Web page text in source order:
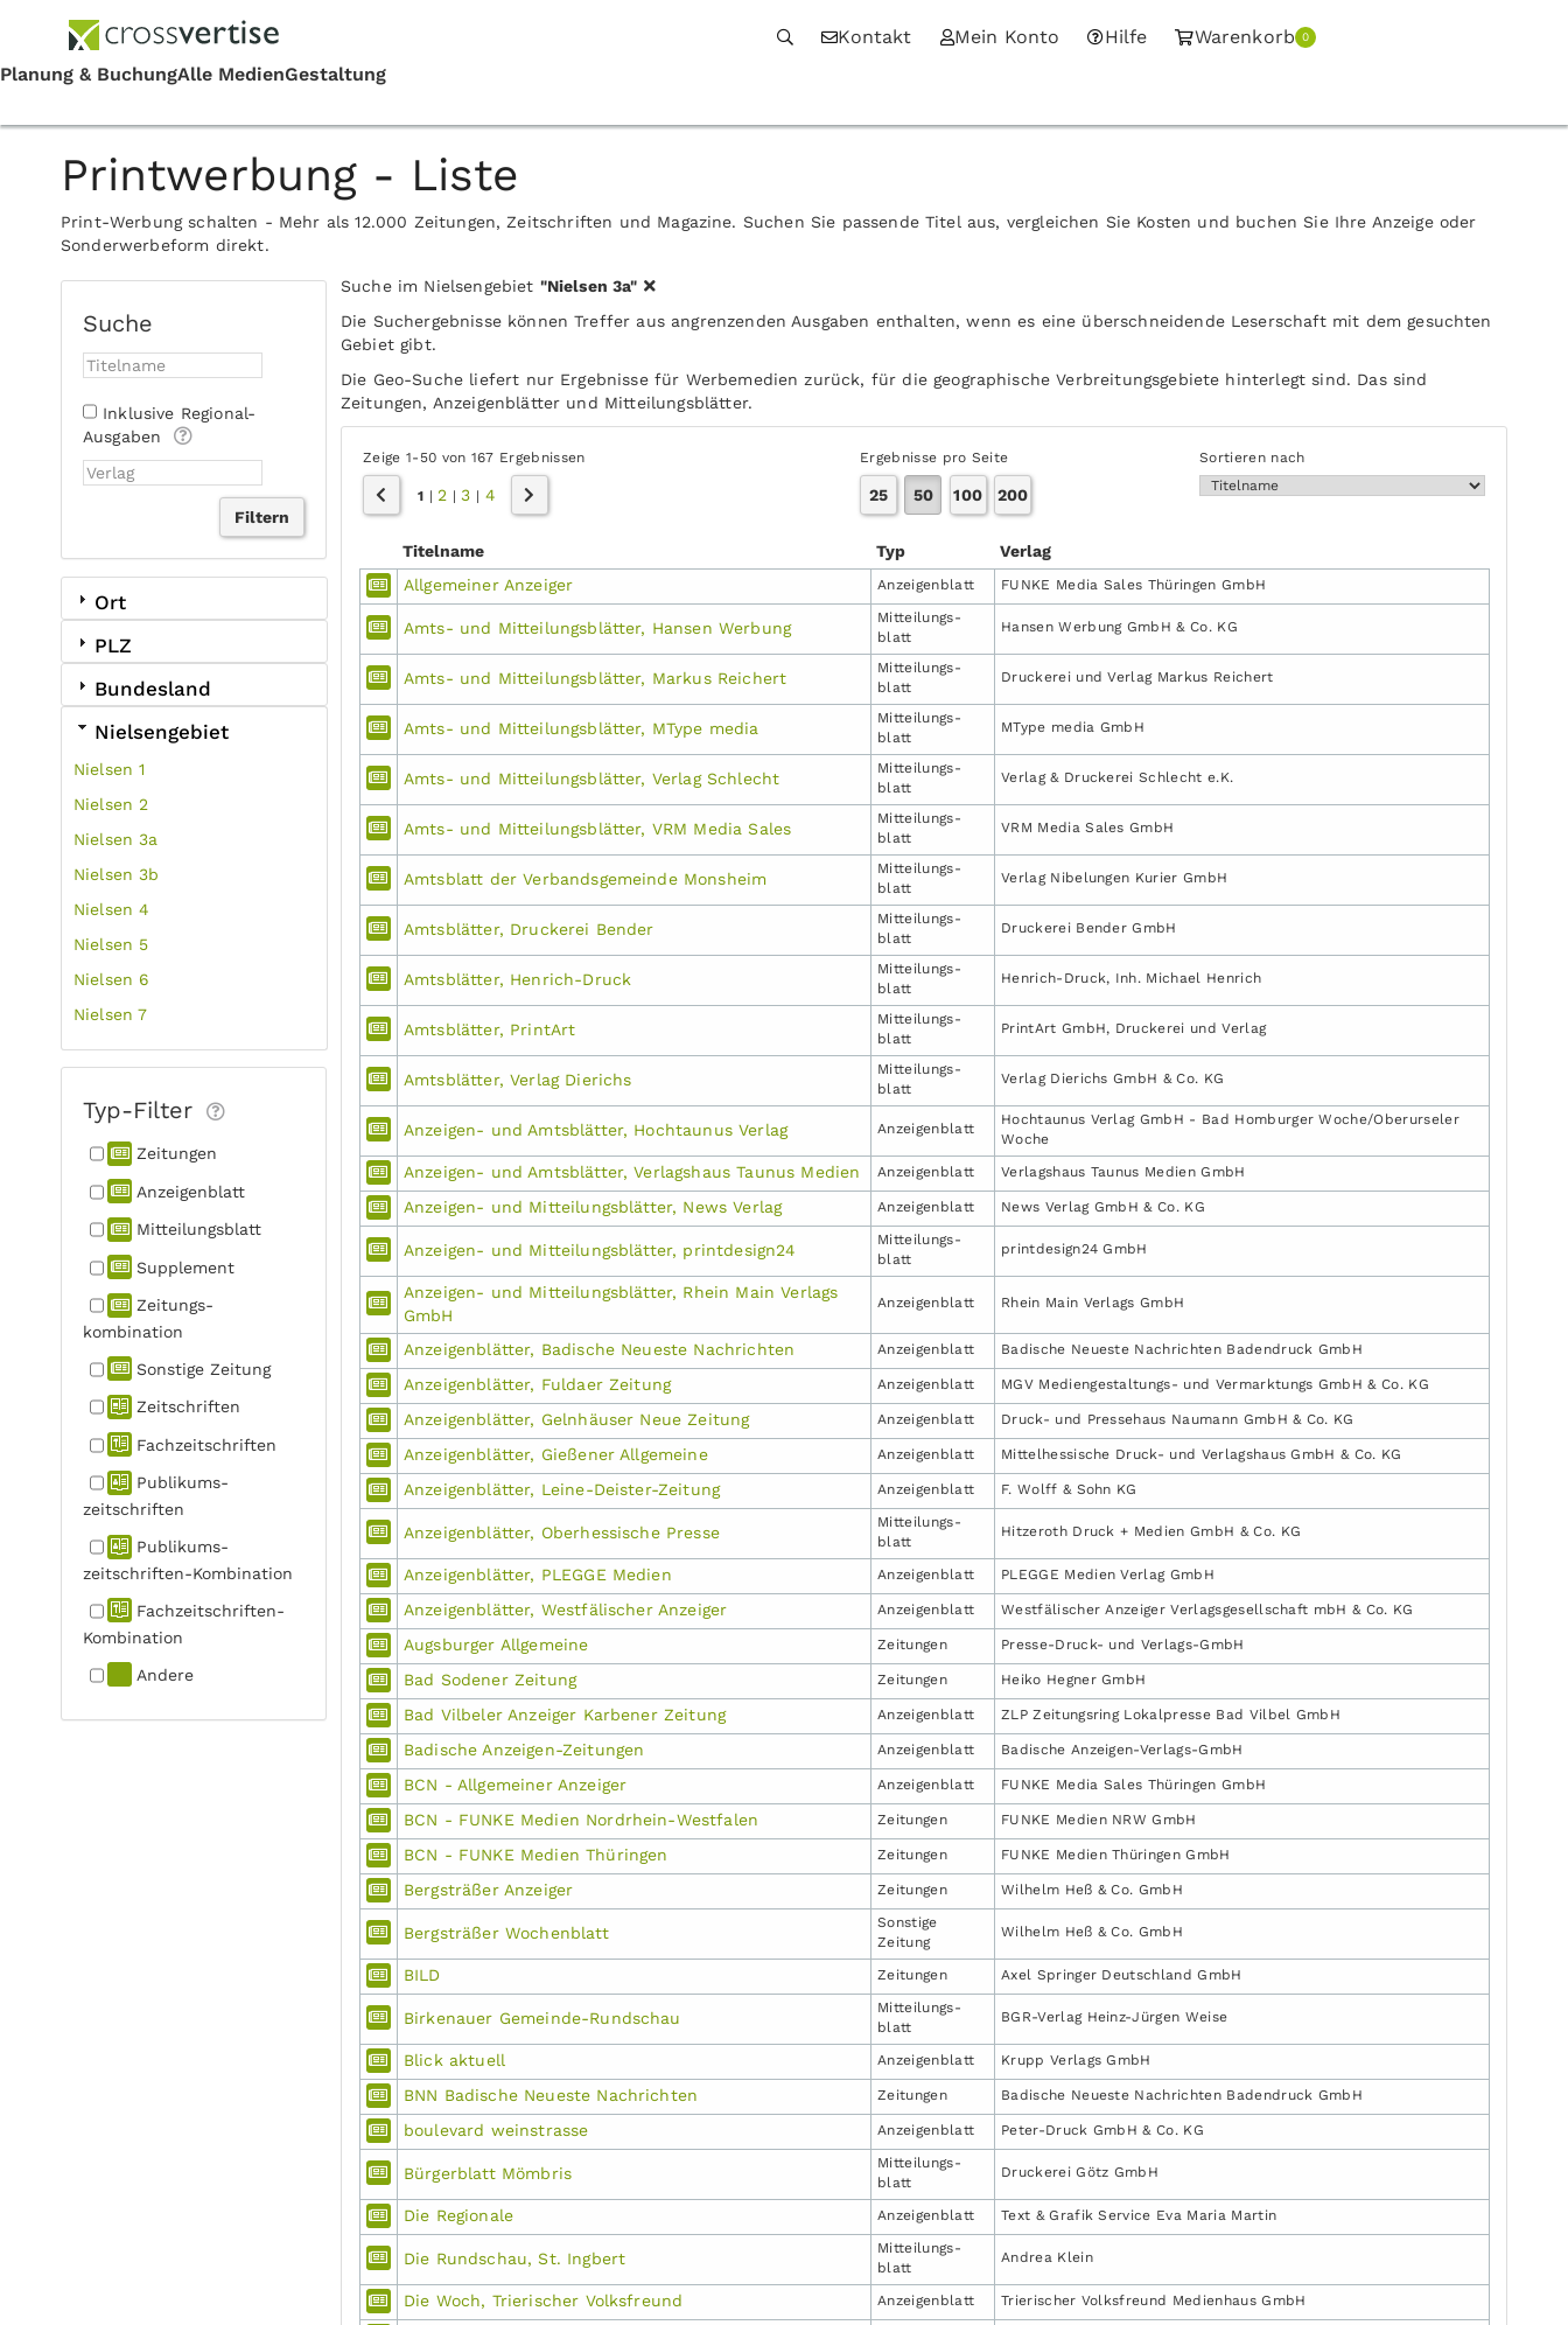
Kontakt Mein Konto Hilfe Warenkorb 0
Printwerbung - Liste
Print-Werbung schalten - Mehr als 12.000 Zeitungen, Zeitschriften und Magazine. Suchen Sie passende Titel aus, vergleichen Sie Kosten und buchen Sie Ihre Anzeige oder
Sonderwerbeform direkt.
Suche
Inklusive Regional-
Ausgaben
Ort
PLZ
Bundesland
Nielsengebiet
Nielsen 1
Nielsen 2
Nielsen 3a
Nielsen 3b
Nielsen 4
Nielsen 5
Nielsen 6
Nielsen 7
Typ-Filter
Zeitungen
Anzeigen­blatt
Mitteilungs­blatt
Supplement
Zeitungs­
kombination
Sonstige Zeitung
Zeitschriften
Fachzeit­schriften
Publikums­
zeitschriften
Publikums­
zeitschriften-Kombination
Fachzeit­schriften-
Kombination
Andere
Suche im Nielsengebiet "Nielsen 3a"
Die Suchergebnisse können Treffer aus angrenzenden Ausgaben enthalten, wenn es eine überschneidende Leserschaft mit dem gesuchten
Gebiet gibt.
Die Geo-Suche liefert nur Ergebnisse für Werbemedien zurück, für die geographische Verbreitungsgebiete hinterlegt sind. Das sind
Zeitungen, Anzeigenblätter und Mitteilungsblätter.
Zeige 1-50 von 167 Ergebnissen Ergebnisse pro Seite Sortieren nach
1 | 2 |3 | 4 25 50 100 200
Titelname Typ
Verlag
Allgemeiner Anzeiger
Anzeigen­blatt FUNKE Media Sales Thüringen GmbH
Amts- und Mitteilungsblätter, Hansen Werbung
Mitteilungs­
blatt
Hansen Werbung GmbH & Co. KG
Amts- und Mitteilungsblätter, Markus Reichert
Mitteilungs­
blatt
Druckerei und Verlag Markus Reichert
Amts- und Mitteilungsblätter, MType media
Mitteilungs­
blatt
MType media GmbH
Amts- und Mitteilungsblätter, Verlag Schlecht
Mitteilungs­
blatt
Verlag & Druckerei Schlecht e.K.
Amts- und Mitteilungsblätter, VRM Media Sales
Mitteilungs­
blatt
VRM Media Sales GmbH
Amtsblatt der Verbandsgemeinde Monsheim
Mitteilungs­
blatt
Verlag Nibelungen Kurier GmbH
Amtsblätter, Druckerei Bender
Mitteilungs­
blatt
Druckerei Bender GmbH
Amtsblätter, Henrich-Druck
Mitteilungs­
blatt
Henrich-Druck, Inh. Michael Henrich
Amtsblätter, PrintArt
Mitteilungs­
blatt
PrintArt GmbH, Druckerei und Verlag
Amtsblätter, Verlag Dierichs
Mitteilungs­
blatt
Verlag Dierichs GmbH & Co. KG
Anzeigen- und Amtsblätter, Hochtaunus Verlag Anzeigen­blatt
Hochtaunus Verlag GmbH - Bad Homburger Woche/Oberurseler
Woche
Anzeigen- und Amtsblätter, Verlagshaus Taunus Medien Anzeigen­blatt Verlagshaus Taunus Medien GmbH
Anzeigen- und Mitteilungsblätter, News Verlag Anzeigen­blatt News Verlag GmbH & Co. KG
Anzeigen- und Mitteilungsblätter, printdesign24
Mitteilungs­
blatt
printdesign24 GmbH
Anzeigen- und Mitteilungsblätter, Rhein Main Verlags
GmbH
Anzeigen­blatt Rhein Main Verlags GmbH
Anzeigenblätter, Badische Neueste Nachrichten Anzeigen­blatt Badische Neueste Nachrichten Badendruck GmbH
Anzeigenblätter, Fuldaer Zeitung Anzeigen­blatt MGV Mediengestaltungs- und Vermarktungs GmbH & Co. KG
Anzeigenblätter, Gelnhäuser Neue Zeitung Anzeigen­blatt Druck- und Pressehaus Naumann GmbH & Co. KG
Anzeigenblätter, Gießener Allgemeine Anzeigen­blatt Mittelhessische Druck- und Verlagshaus GmbH & Co. KG
Anzeigenblätter, Leine-Deister-Zeitung Anzeigen­blatt F. Wolff & Sohn KG
Anzeigenblätter, Oberhessische Presse
Mitteilungs­
blatt
Hitzeroth Druck + Medien GmbH & Co. KG
Anzeigenblätter, PLEGGE Medien Anzeigen­blatt PLEGGE Medien Verlag GmbH
Anzeigenblätter, Westfälischer Anzeiger Anzeigen­blatt Westfälischer Anzeiger Verlagsgesellschaft mbH & Co. KG
Augsburger Allgemeine Zeitungen Presse-Druck- und Verlags-GmbH
Bad Sodener Zeitung Zeitungen Heiko Hegner GmbH
Bad Vilbeler Anzeiger Karbener Zeitung Anzeigen­blatt ZLP Zeitungsring Lokalpresse Bad Vilbel GmbH
Badische Anzeigen-Zeitungen Anzeigen­blatt Badische Anzeigen-Verlags-GmbH
BCN - Allgemeiner Anzeiger Anzeigen­blatt FUNKE Media Sales Thüringen GmbH
BCN - FUNKE Medien Nordrhein-Westfalen Zeitungen FUNKE Medien NRW GmbH
BCN - FUNKE Medien Thüringen Zeitungen FUNKE Medien Thüringen GmbH
Bergsträßer Anzeiger Zeitungen Wilhelm Heß & Co. GmbH
Bergsträßer Wochenblatt
Sonstige
Zeitung
Wilhelm Heß & Co. GmbH
BILD Zeitungen Axel Springer Deutschland GmbH
Birkenauer Gemeinde-Rundschau
Mitteilungs­
blatt
BGR-Verlag Heinz-Jürgen Weise
Blick aktuell Anzeigen­blatt Krupp Verlags GmbH
BNN Badische Neueste Nachrichten Zeitungen Badische Neueste Nachrichten Badendruck GmbH
boulevard weinstrasse Anzeigen­blatt Peter-Druck GmbH & Co. KG
Bürgerblatt Mömbris
Mitteilungs­
blatt
Druckerei Götz GmbH
Die Regionale Anzeigen­blatt Text & Grafik Service Eva Maria Martin
Die Rundschau, St. Ingbert
Mitteilungs­
blatt
Andrea Klein
Die Woch, Trierischer Volksfreund Anzeigen­blatt Trierischer Volksfreund Medienhaus GmbH